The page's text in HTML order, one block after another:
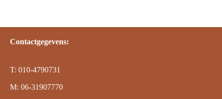
Contactgegevens:
T: 010-4790731
M: 06-31907770